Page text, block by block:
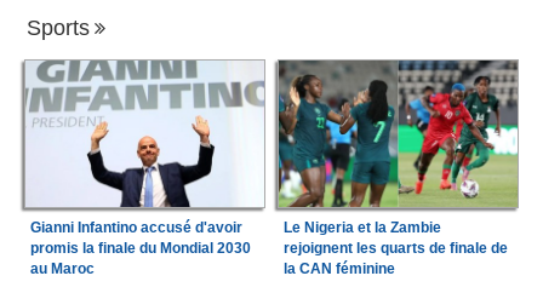
Sports
Gianni Infantino accusé d'avoir
promis la finale du Mondial 2030
au Maroc
Le Nigeria et la Zambie
rejoignent les quarts de finale de
la CAN féminine